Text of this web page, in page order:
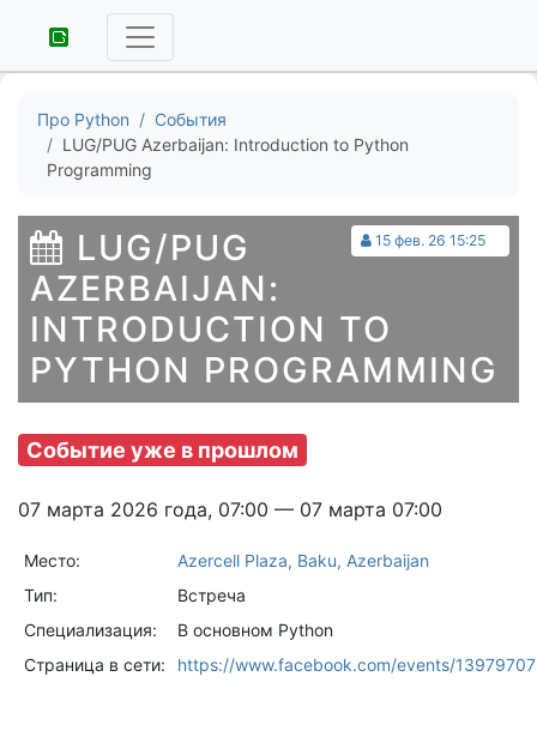
Про Python
События
LUG/PUG Azerbaijan: Introduction to Python
Programming
15 фев. 26 15:25
LUG/PUG
AZERBAIJAN:
INTRODUCTION TO
PYTHON PROGRAMMING
Событие уже в прошлом
07 марта 2026 года, 07:00 — 07 марта 07:00
Место:
Azercell Plaza, Baku, Azerbaijan
Тип:
Встреча
Специализация:
В основном Python
Страница в сети:
https://www.facebook.com/events/